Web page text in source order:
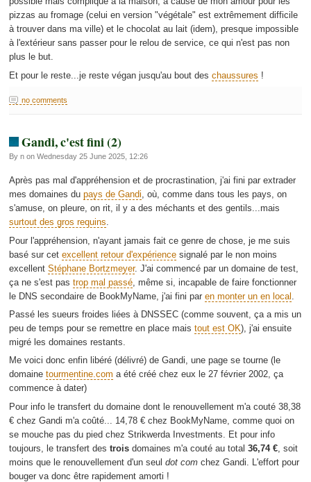
pizzas au fromage (celui en version "végétale" est extrêmement difficile
à trouver dans ma ville) et le chocolat au lait (idem), presque impossible
à l'extérieur sans passer pour le relou de service, ce qui n'est pas non
plus le but.
Et pour le reste...je reste végan jusqu'au bout des chaussures !
no comments
Gandi, c'est fini (2)
By n on Wednesday 25 June 2025, 12:26
Après pas mal d'appréhension et de procrastination, j'ai fini par extrader
mes domaines du pays de Gandi, où, comme dans tous les pays, on
s'amuse, on pleure, on rit, il y a des méchants et des gentils...mais
surtout des gros requins.
Pour l'appréhension, n'ayant jamais fait ce genre de chose, je me suis
basé sur cet excellent retour d'expériencesignalé par le non moins
excellent Stéphane Bortzmeyer. J'ai commencé par un domaine de test,
ça ne s'est pas trop mal passé, même si, incapable de faire fonctionner
le DNS secondaire de BookMyName, j'ai fini par en monter un en local
Passé les sueurs froides liées à DNSSEC (comme souvent, ça a mis un
peu de temps pour se remettre en place mais tout est OK), j'ai ensuite
migré les domaines restants.
Me voici donc enfin libéré (délivré) de Gandi, une page se tourne (le
domaine tourmentine.com a été créé chez eux le 27 février 2002, ça
commence à dater)
Pour info le transfert du domaine dont le renouvellement m'a couté 38,38
€ chez Gandi m'a coûté... 14,78 € chez BookMyName, comme quoi on
se mouche pas du pied chez Strikwerda Investments. Et pour info
toujours, le transfert des troisdomaines m'a couté au total 36,74 €, soit
moins que le renouvellement d'un seul dot comchez Gandi. L'effort pour
bouger va donc être rapidement amorti !